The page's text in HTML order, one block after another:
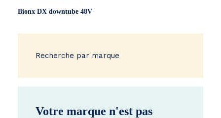
€ 399
Bionx DX downtube 48V
Recherche par marque
Votre marque n'est pas